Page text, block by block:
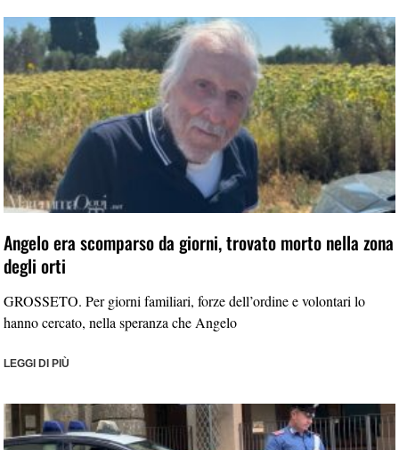
Angelo era scomparso da giorni, trovato morto nella zona
degli orti
GROSSETO. Per giorni familiari, forze dell’ordine e volontari lo
hanno cercato, nella speranza che Angelo
LEGGI DI PIÙ